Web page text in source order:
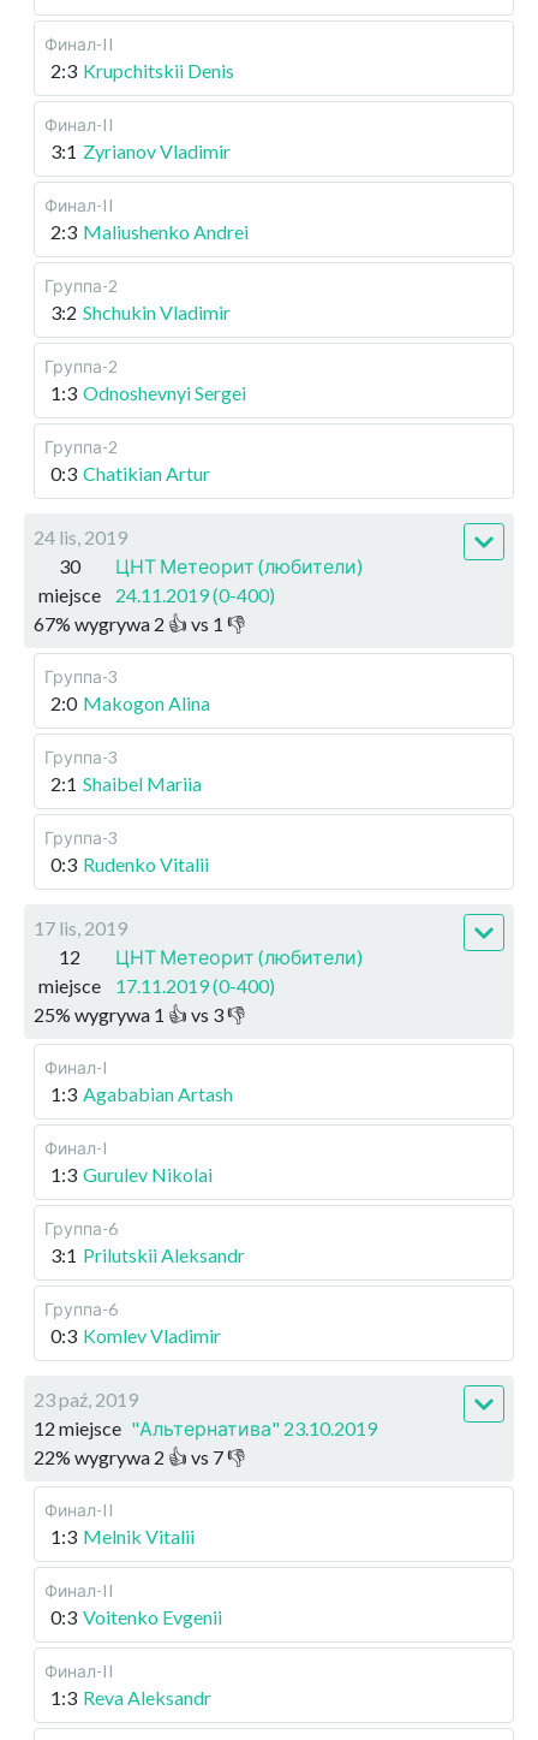
Финал-II
2:3 Krupchitskii Denis
Финал-II
3:1 Zyrianov Vladimir
Финал-II
2:3 Maliushenko Andrei
Группа-2
3:2 Shchukin Vladimir
Группа-2
1:3 Odnoshevnyi Sergei
Группа-2
0:3 Chatikian Artur
24 lis, 2019
30
miejsce
ЦНТ Метеорит (любители)
24.11.2019 (0-400)
67% wygrywa 2 👍 vs 1 👎
Группа-3
2:0 Makogon Alina
Группа-3
2:1 Shaibel Mariia
Группа-3
0:3 Rudenko Vitalii
17 lis, 2019
12
miejsce
ЦНТ Метеорит (любители)
17.11.2019 (0-400)
25% wygrywa 1 👍 vs 3👎
Финал-I
1:3 Agababian Artash
Финал-I
1:3 Gurulev Nikolai
Группа-6
3:1 Prilutskii Aleksandr
Группа-6
0:3 Komlev Vladimir
23 paź, 2019
12 miejsce "Альтернатива" 23.10.2019
22% wygrywa 2 👍 vs 7👎
Финал-II
1:3 Melnik Vitalii
Финал-II
0:3 Voitenko Evgenii
Финал-II
1:3 Reva Aleksandr